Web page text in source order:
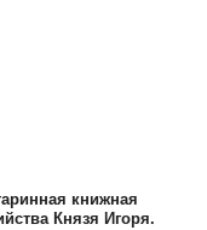
книжная
Князя Игоря.